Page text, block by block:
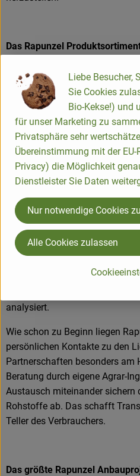
Das Rapunzel
Die Rapunzel Produkte der
Trockenfrüchte und Müsli.
Sortiment ca. 550 Produkte.
Erzeugnisse wie Teigwaren,
Kaffee zum Kernsortiment. Die
Legau im Allgäu hergestellt
Produktqualität steht bei
Qualitätssicherungs-Team
Schlüsselposition im
werden alle Rohstoffe und
analysiert.
Wie schon zu Beginn liegen
persönlichen Kontakte zu den
Partnerschaften besonders am
Beratung durch eigene Agrar-
Austausch miteinander sichern
Rohstoffe ab. Das schafft
Teller des Verbrauchers.
Das größte Rapunzel
Liebe Besucher,
Sie Cookies
Bio-Kekse!) und
für unser Marketing zu
Privatsphäre sehr
Übereinstimmung mit der
Privacy) die Möglichkeit
Dienstleister Sie Daten
Nur notwendige Cookies
Alle Cookies zulassen